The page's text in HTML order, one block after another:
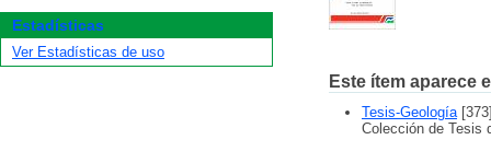
Este ítem aparece
Tesis-Geología
Colección de Tesis
Estadísticas
Ver Estadísticas de uso